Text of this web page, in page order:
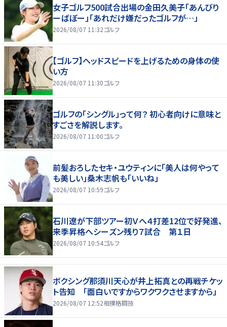
女子ゴルフ500試合出場の金田久美子「あんびり
ーばぼー」「あれだけ嫌だったゴルフが…」
2026/08/07 11:32ゴルフ
【ゴルフ】ヘッドスピードを上げるための身体の使
い方
2026/08/07 11:30ゴルフ
ゴルフの「シングル」って何？ 初心者向けに意味と
すごさを解説します。
2026/08/07 11:00ゴルフ
前髪おろしたセキ・ユウティンに「美人は何やって
も美しい」桑木志帆も「いいね」
2026/08/07 10:59ゴルフ
石川遼が下部ツアー初Ｖへ４打差12位で好発進、
来季昇格へシーズン残り７試合 第１日
2026/08/07 10:54ゴルフ
ボクシング那須川天心が井上拓真との再戦チケッ
ト告知 「面白いですからワクワクさせますから」
2026/08/07 12:52相撲格闘技